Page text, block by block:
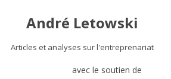
André Letowski
Articles et analyses sur l'entreprenariat
avec le soutien de
Aller au contenu principal